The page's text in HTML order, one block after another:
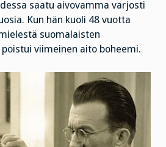
saatu aivovamma varjosti
Kun hän kuoli 48 vuotta
suomalaisten
viimeinen aito boheemi.